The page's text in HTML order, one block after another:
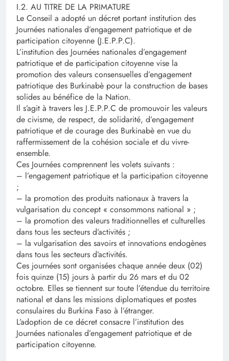
I.2. AU TITRE DE LA PRIMATURE
Le Conseil a adopté un décret portant institution des
Journées nationales d’engagement patriotique et de
participation citoyenne (J.E.P.P.C).
L’institution des Journées nationales d’engagement
patriotique et de participation citoyenne vise la
promotion des valeurs consensuelles d’engagement
patriotique des Burkinabè pour la construction de bases
solides au bénéfice de la Nation.
Il s’agit à travers les J.E.P.P.C de promouvoir les valeurs
de civisme, de respect, de solidarité, d’engagement
patriotique et de courage des Burkinabè en vue du
raffermissement de la cohésion sociale et du vivre-
ensemble.
Ces Journées comprennent les volets suivants :
– l’engagement patriotique et la participation citoyenne
;
– la promotion des produits nationaux à travers la
vulgarisation du concept « consommons national » ;
– la promotion des valeurs traditionnelles et culturelles
dans tous les secteurs d’activités ;
– la vulgarisation des savoirs et innovations endogènes
dans tous les secteurs d’activités.
Ces journées sont organisées chaque année deux (02)
fois quinze (15) jours à partir du 26 mars et du 02
octobre. Elles se tiennent sur toute l’étendue du territoire
national et dans les missions diplomatiques et postes
consulaires du Burkina Faso à l’étranger.
L’adoption de ce décret consacre l’institution des
Journées nationales d’engagement patriotique et de
participation citoyenne.